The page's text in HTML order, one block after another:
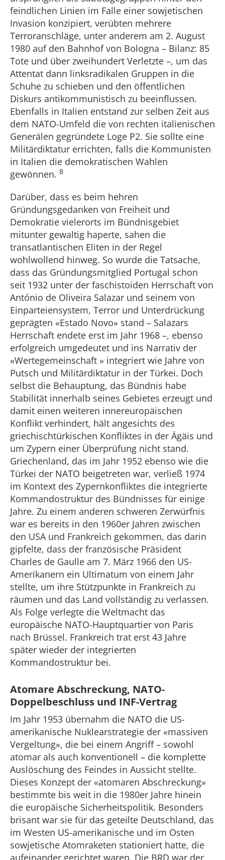
feindlichen Linien im Falle einer sowjetischen
Invasion konzipiert, verübten mehrere
Terroranschläge, unter anderem am 2. August
1980 auf den Bahnhof von Bologna – Bilanz: 85
Tote und über zweihundert Verletzte –, um das
Attentat dann linksradikalen Gruppen in die
Schuhe zu schieben und den öffentlichen
Diskurs antikommunistisch zu beeinflussen.
Ebenfalls in Italien entstand zur selben Zeit aus
dem NATO-Umfeld die von rechten italienischen
Generälen gegründete Loge P2. Sie sollte eine
Militärdiktatur errichten, falls die Kommunisten
in Italien die demokratischen Wahlen
gewönnen. 8
Darüber, dass es beim hehren
Gründungsgedanken von Freiheit und
Demokratie vielerorts im Bündnisgebiet
mitunter gewaltig haperte, sahen die
transatlantischen Eliten in der Regel
wohlwollend hinweg. So wurde die Tatsache,
dass das Gründungsmitglied Portugal schon
seit 1932 unter der faschistoiden Herrschaft von
António de Oliveira Salazar und seinem von
Einparteiensystem, Terror und Unterdrückung
geprägten «Estado Novo» stand – Salazars
Herrschaft endete erst im Jahr 1968 –, ebenso
erfolgreich umgedeutet und ins Narrativ der
«Wertegemeinschaft » integriert wie Jahre von
Putsch und Militärdiktatur in der Türkei. Doch
selbst die Behauptung, das Bündnis habe
Stabilität innerhalb seines Gebietes erzeugt und
damit einen weiteren innereuropäischen
Konflikt verhindert, hält angesichts des
griechischtürkischen Konfliktes in der Ägäis und
um Zypern einer Überprüfung nicht stand.
Griechenland, das im Jahr 1952 ebenso wie die
Türkei der NATO beigetreten war, verließ 1974
im Kontext des Zypernkonfliktes die integrierte
Kommandostruktur des Bündnisses für einige
Jahre. Zu einem anderen schweren Zerwürfnis
war es bereits in den 1960er Jahren zwischen
den USA und Frankreich gekommen, das darin
gipfelte, dass der französische Präsident
Charles de Gaulle am 7. März 1966 den US-
Amerikanern ein Ultimatum von einem Jahr
stellte, um ihre Stützpunkte in Frankreich zu
räumen und das Land vollständig zu verlassen.
Als Folge verlegte die Weltmacht das
europäische NATO-Hauptquartier von Paris
nach Brüssel. Frankreich trat erst 43 Jahre
später wieder der integrierten
Kommandostruktur bei.
Atomare Abschreckung, NATO-
Doppelbeschluss und INF-Vertrag
Im Jahr 1953 übernahm die NATO die US-
amerikanische Nuklearstrategie der «massiven
Vergeltung», die bei einem Angriff – sowohl
atomar als auch konventionell – die komplette
Auslöschung des Feindes in Aussicht stellte.
Dieses Konzept der «atomaren Abschreckung»
bestimmte bis weit in die 1980er Jahre hinein
die europäische Sicherheitspolitik. Besonders
brisant war sie für das geteilte Deutschland, das
im Westen US-amerikanische und im Osten
sowjetische Atomraketen stationiert hatte, die
aufeinander gerichtet waren. Die BRD war der